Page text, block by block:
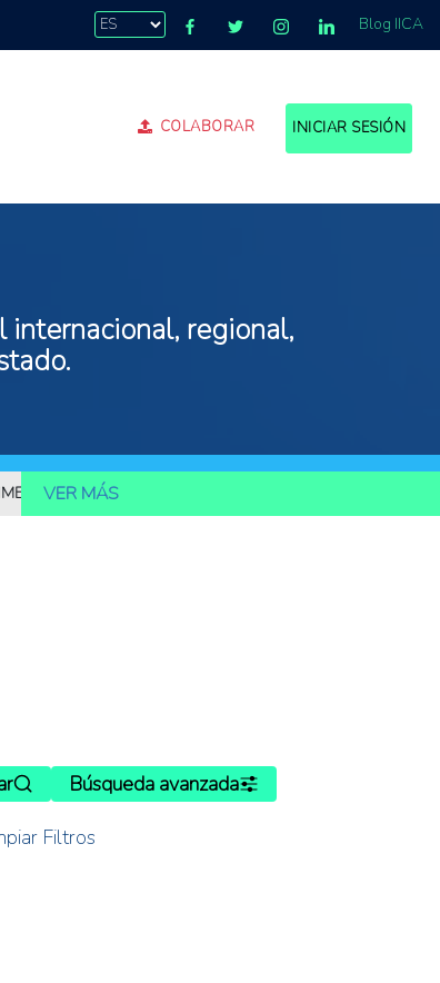
Blog IICA
COLABORAR INICIAR SESIÓN
internacional, regional,
10.000 MILLONES DE PERSONAS DEBERÁN SER
VER MÁS
Búsqueda avanzada
Filtros